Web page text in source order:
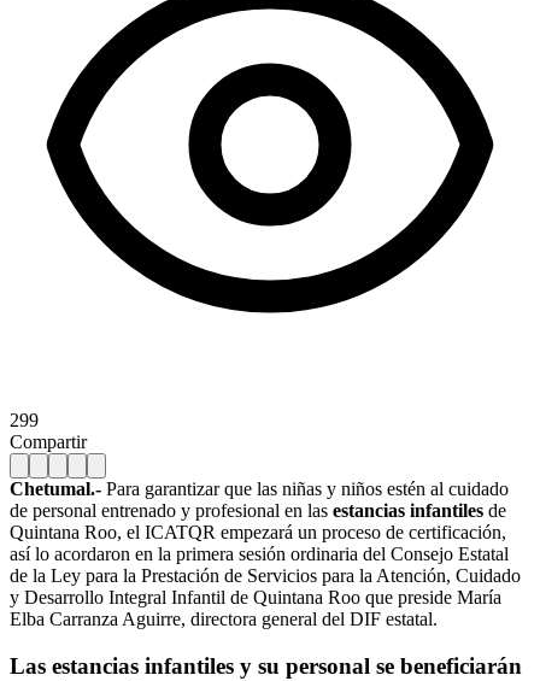
299
Compartir
Chetumal.- Para garantizar que las niñas y niños estén al cuidado
de personal entrenado y profesional en las estancias infantiles de
Quintana Roo, el ICATQR empezará un proceso de certificación,
así lo acordaron en la primera sesión ordinaria del Consejo Estatal
de la Ley para la Prestación de Servicios para la Atención, Cuidado
y Desarrollo Integral Infantil de Quintana Roo que preside María
Elba Carranza Aguirre, directora general del DIF estatal.
Las estancias infantiles y su personal se beneficiarán